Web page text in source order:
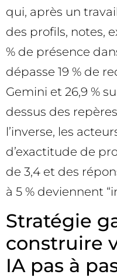
qui, après un
des profils, notes,
% de présence
dépasse 19 % de
Gemini et 26,9 %
dessus des
l’inverse, les
d’exactitude de
de 3,4 et des
à 5 % deviennent
Stratégie
construire
IA pas à